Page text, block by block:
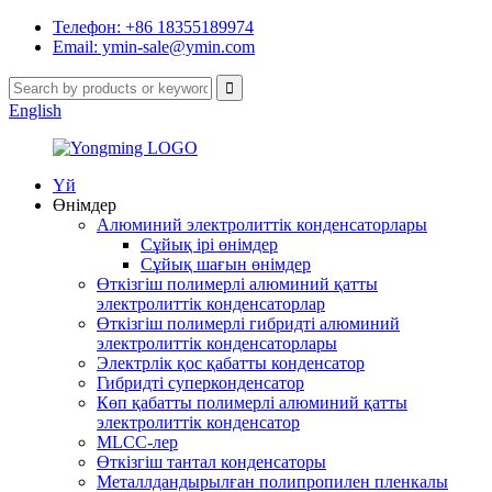
Телефон: +86 18355189974
Email: ymin-sale@ymin.com
English
Үй
Өнімдер
Алюминий электролиттік конденсаторлары
Сұйық ірі өнімдер
Сұйық шағын өнімдер
Өткізгіш полимерлі алюминий қатты
электролиттік конденсаторлар
Өткізгіш полимерлі гибридті алюминий
электролиттік конденсаторлары
Электрлік қос қабатты конденсатор
Гибридті суперконденсатор
Көп қабатты полимерлі алюминий қатты
электролиттік конденсатор
MLCC-лер
Өткізгіш тантал конденсаторы
Металлдандырылған полипропилен пленкалы